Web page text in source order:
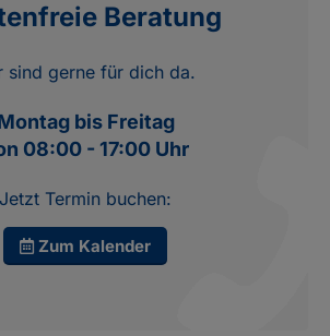
Beratung
sind gerne für dich da.
bis Freitag
08:00 - 17:00 Uhr
Jetzt Termin buchen:
Zum Kalender